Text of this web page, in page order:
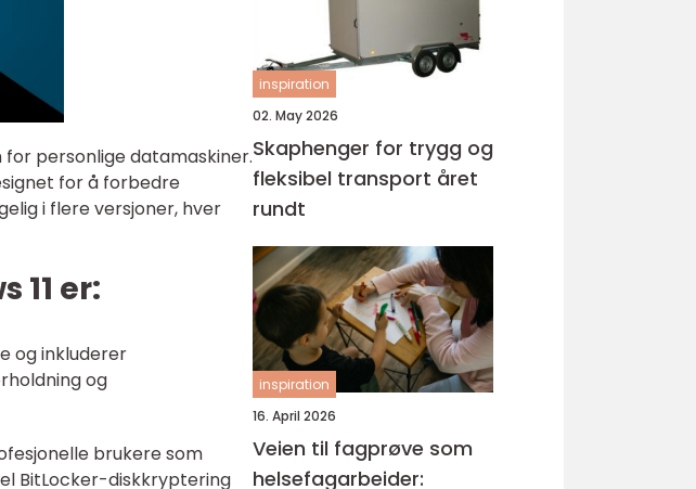
for personlige datamaskiner.
for å forbedre
i flere versjoner, hver
11 er:
og inkluderer
og
brukere som
BitLocker-diskkryptering
inspiration
02. May 2026
Skaphenger for trygg og
fleksibel transport året
rundt
inspiration
16. April 2026
Veien til fagprøve som
helsefagarbeider: